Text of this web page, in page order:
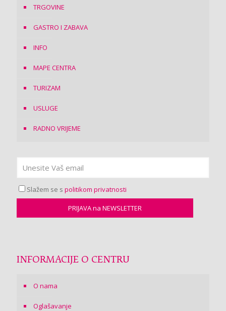
TRGOVINE
GASTRO I ZABAVA
INFO
MAPE CENTRA
TURIZAM
USLUGE
RADNO VRIJEME
Slažem se s politikom privatnosti
INFORMACIJE O CENTRU
O nama
Oglašavanje